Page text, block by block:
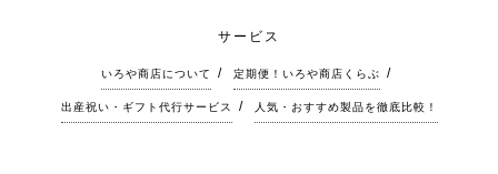
サービス
いろや商店について 定期便！いろや商店くらぶ
出産祝い・ギフト代行サービス 人気・おすすめ製品を徹底比較！